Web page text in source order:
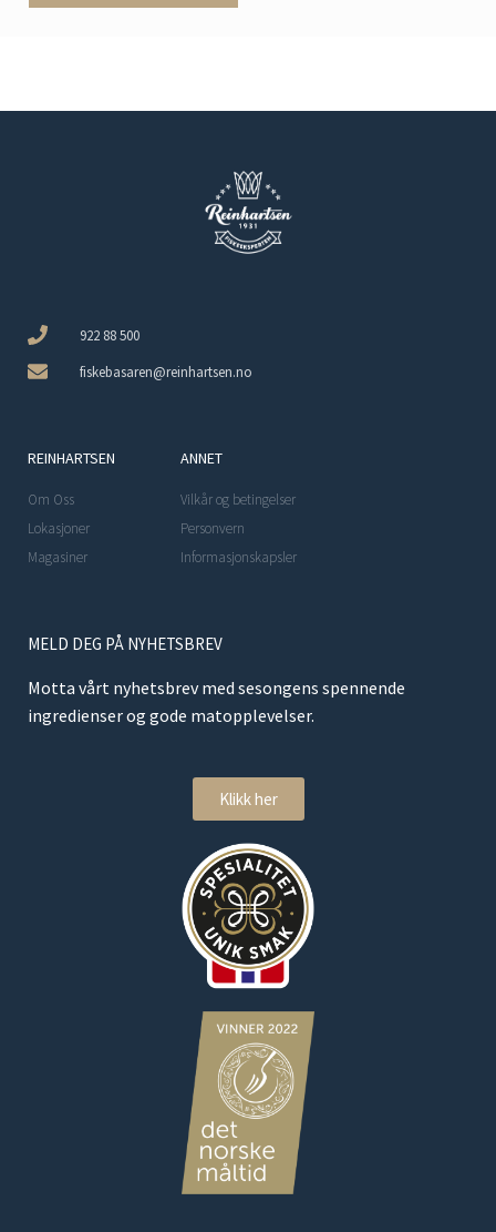
922 88 500
fiskebasaren@reinhartsen.no
REINHARTSEN
Om Oss
Lokasjoner
Magasiner
ANNET
Vilkår og betingelser
Personvern
Informasjonskapsler
MELD DEG PÅ NYHETSBREV
Motta vårt nyhetsbrev med sesongens spennende
ingredienser og gode matopplevelser.
Klikk her